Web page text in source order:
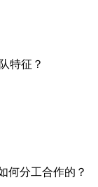
特征？
何分工合作的？